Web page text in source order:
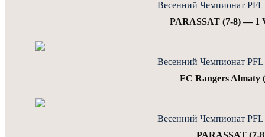
Весенний Чемпионат PFL
PARASSAT (7-8) — 1
Весенний Чемпионат PFL
FC Rangers Almaty
Весенний Чемпионат PFL